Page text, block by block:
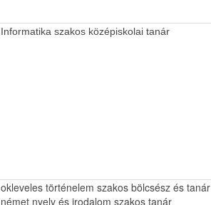
Informatika szakos középiskolai tanár
okleveles történelem szakos bölcsész és tanár
német nyelv és irodalom szakos tanár